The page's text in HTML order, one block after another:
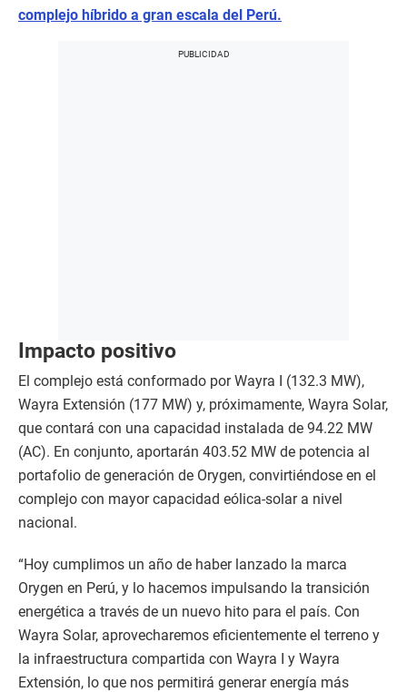
complejo híbrido a gran escala del Perú.
Impacto positivo
El complejo está conformado por Wayra I (132.3 MW),
Wayra Extensión (177 MW) y, próximamente, Wayra Solar,
que contará con una capacidad instalada de 94.22 MW
(AC). En conjunto, aportarán 403.52 MW de potencia al
portafolio de generación de Orygen, convirtiéndose en el
complejo con mayor capacidad eólica-solar a nivel
nacional.
“Hoy cumplimos un año de haber lanzado la marca
Orygen en Perú, y lo hacemos impulsando la transición
energética a través de un nuevo hito para el país. Con
Wayra Solar, aprovecharemos eficientemente el terreno y
la infraestructura compartida con Wayra I y Wayra
Extensión, lo que nos permitirá generar energía más